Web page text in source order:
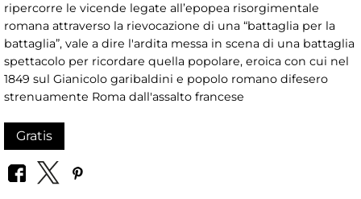
ripercorre le vicende legate all’epopea risorgimentale
romana attraverso la rievocazione di una “battaglia per la
battaglia”, vale a dire l'ardita messa in scena di una battaglia
spettacolo per ricordare quella popolare, eroica con cui nel
1849 sul Gianicolo garibaldini e popolo romano difesero
strenuamente Roma dall'assalto francese
Gratis